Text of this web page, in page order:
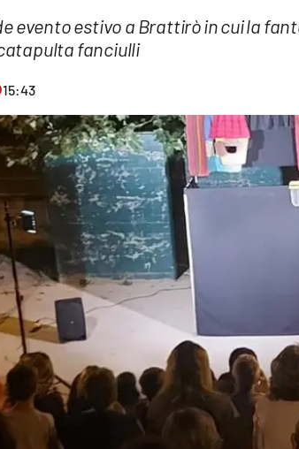
evento estivo a Brattirò in cui la
fanciulli
15:43